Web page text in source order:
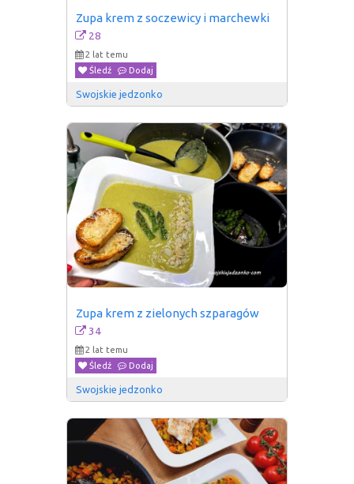
Zupa krem z soczewicy i marchewki
28
2 lat temu
Śledź
Dodaj
Swojskie jedzonko
Zupa krem z zielonych szparagów
34
2 lat temu
Śledź
Dodaj
Swojskie jedzonko